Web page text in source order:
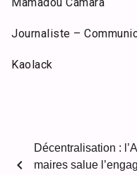
Journaliste –
Kaolack
chevron_left
Décentralisation :
maires salue